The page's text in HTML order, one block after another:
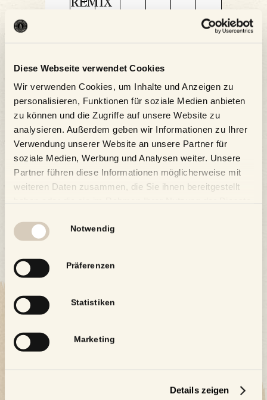
Diese Webseite verwendet Cookies
Wir verwenden Cookies, um Inhalte und Anzeigen zu
personalisieren, Funktionen für soziale Medien anbieten
zu können und die Zugriffe auf unsere Website zu
analysieren. Außerdem geben wir Informationen zu Ihrer
Verwendung unserer Website an unsere Partner für
soziale Medien, Werbung und Analysen weiter. Unsere
Partner führen diese Informationen möglicherweise mit
weiteren Daten zusammen, die Sie ihnen bereitgestellt
Notwendig
Präferenzen
Statistiken
Marketing
Details zeigen
REMIX
mit
Philipp
Hochmair
Salzburg